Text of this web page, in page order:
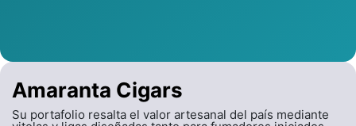
Amaranta Cigars
Su portafolio resalta el valor artesanal del país mediante